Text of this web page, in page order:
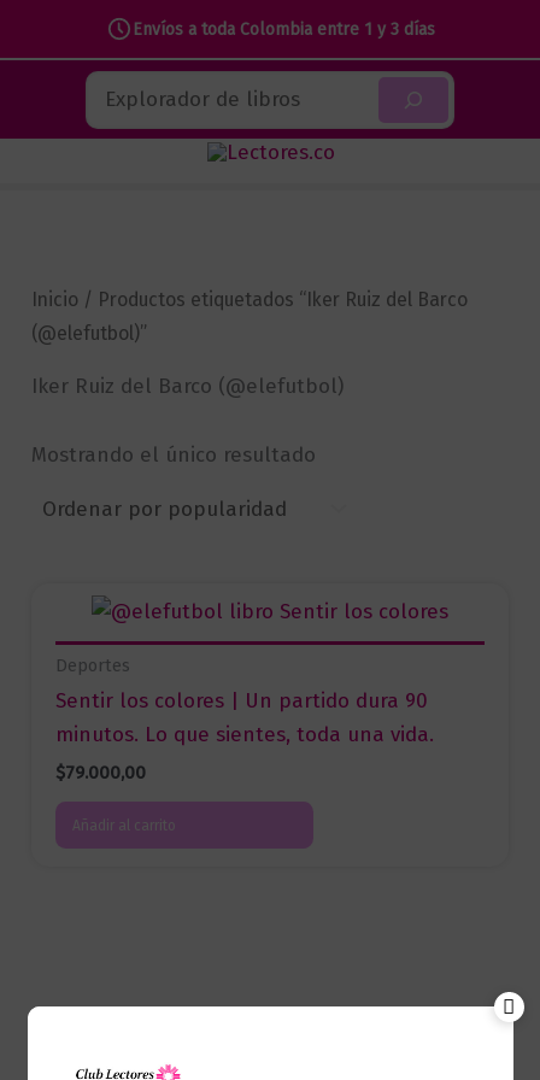
Envíos a toda Colombia entre 1 y 3 días
contenido
Buscar
Inicio / Productos etiquetados “Iker Ruiz del Barco
(@elefutbol)”
Iker Ruiz del Barco (@elefutbol)
Mostrando el único resultado
Deportes
Sentir los colores | Un partido dura 90
minutos. Lo que sientes, toda una vida.
$79.000,00
Añadir al carrito